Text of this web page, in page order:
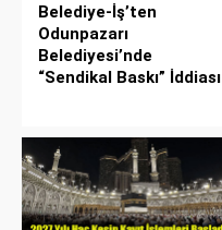
Belediye-İş’ten
Odunpazarı
Belediyesi’nde
“Sendikal Baskı” İddiası